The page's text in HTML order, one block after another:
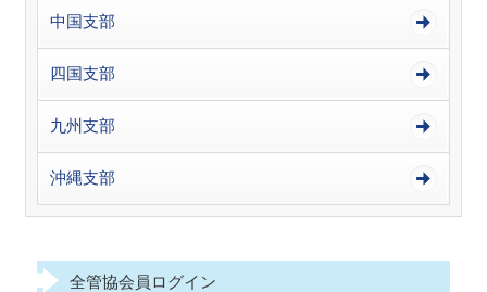
中国支部
四国支部
九州支部
沖縄支部
全管協会員ログイン